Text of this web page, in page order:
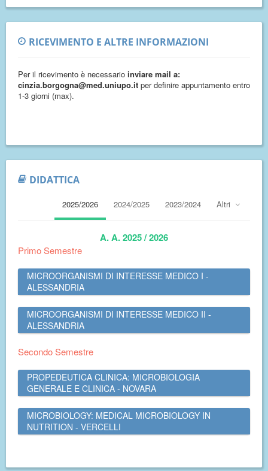
RICEVIMENTO E ALTRE INFORMAZIONI
Per il ricevimento è necessario inviare mail a:
cinzia.borgogna@med.uniupo.it per definire appuntamento entro
1-3 giorni (max).
DIDATTICA
2025/2026 2024/2025 2023/2024 Altri
A. A. 2025 / 2026
Primo Semestre
MICROORGANISMI DI INTERESSE MEDICO I -
ALESSANDRIA
MICROORGANISMI DI INTERESSE MEDICO II -
ALESSANDRIA
Secondo Semestre
PROPEDEUTICA CLINICA: MICROBIOLOGIA
GENERALE E CLINICA - NOVARA
MICROBIOLOGY: MEDICAL MICROBIOLOGY IN
NUTRITION - VERCELLI